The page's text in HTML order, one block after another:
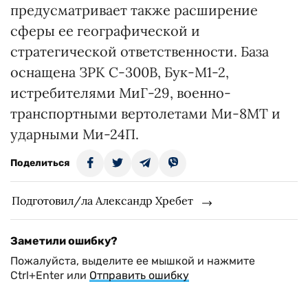
предусматривает также расширение
сферы ее географической и
стратегической ответственности. База
оснащена ЗРК С-300В, Бук-М1-2,
истребителями МиГ-29, военно-
транспортными вертолетами Ми-8МТ и
ударными Ми-24П.
Поделиться
Подготовил/ла Александр Хребет
Заметили ошибку?
Пожалуйста, выделите ее мышкой и нажмите
Ctrl+Enter или Отправить ошибку